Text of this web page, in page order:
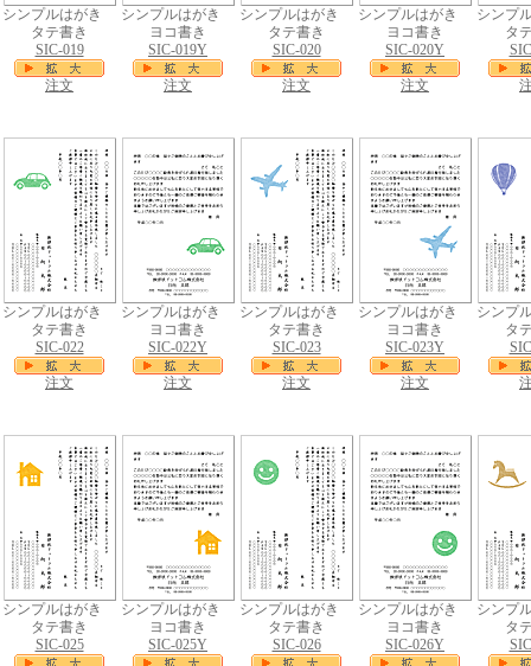
シンプルはがき
タテ書き
SIC-019
注文
シンプルはがき
ヨコ書き
SIC-019Y
注文
シンプルはがき
タテ書き
SIC-020
注文
シンプルはがき
ヨコ書き
SIC-020Y
注文
シンプ
タ
シンプルはがき
タテ書き
SIC-022
注文
シンプルはがき
ヨコ書き
SIC-022Y
注文
シンプルはがき
タテ書き
SIC-023
注文
シンプルはがき
ヨコ書き
SIC-023Y
注文
シンプ
タ
シンプルはがき
タテ書き
SIC-025
シンプルはがき
ヨコ書き
SIC-025Y
シンプルはがき
タテ書き
SIC-026
シンプルはがき
ヨコ書き
SIC-026Y
シンプ
タ